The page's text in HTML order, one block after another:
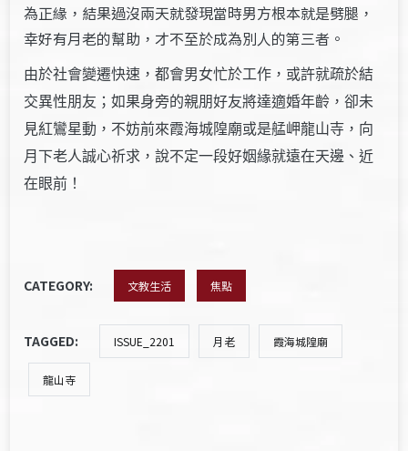
為正緣，結果過沒兩天就發現當時男方根本就是劈腿，
幸好有月老的幫助，才不至於成為別人的第三者。
由於社會變遷快速，都會男女忙於工作，或許就疏於結
交異性朋友；如果身旁的親朋好友將達適婚年齡，卻未
見紅鸞星動，不妨前來霞海城隍廟或是艋岬龍山寺，向
月下老人誠心祈求，說不定一段好姻緣就遠在天邊、近
在眼前！
CATEGORY: 文教生活 焦點
TAGGED: ISSUE_2201 月老 霞海城隍廟
龍山寺